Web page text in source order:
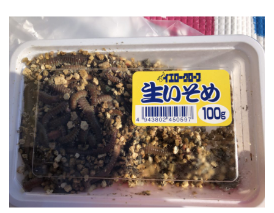
イカ釣り
インプレ
ウィンドリップ
ヴェルファイア
エゾメバル
エンドウクラフト
オーバーゼアーAGS
オススメ
アディダス
おそろい
オフショア お盆
お菓子
カーディフ
ガイド
カットバッカー
カップラーメン
アミピュア
アスリート12SSP
カレイ
DIY
20 ストラディック SW
2019
2月
amazon
BBQ
ＤＡＩＷＡ
DIALUNA XR S1006M
DUO
アスリート